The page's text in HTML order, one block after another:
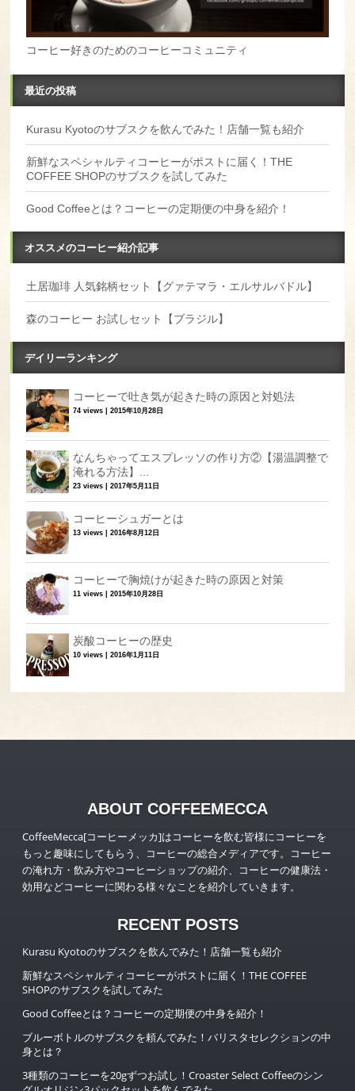
コーヒー好きのためのコーヒーコミュニティ
最近の投稿
Kurasu Kyotoのサブスクを飲んでみた！店舗一覧も紹介
新鮮なスペシャルティコーヒーがポストに届く！THE
COFFEE SHOPのサブスクを試してみた
Good Coffeeとは？コーヒーの定期便の中身を紹介！
オススメのコーヒー紹介記事
土居珈琲 人気銘柄セット【グァテマラ・エルサルバドル】
森のコーヒー お試しセット【ブラジル】
デイリーランキング
コーヒーで吐き気が起きた時の原因と対処法
74 views |2015年10月28日
なんちゃってエスプレッソの作り方②【湯温調整で
淹れる方法】...
23 views |2017年5月11日
コーヒーシュガーとは
13 views |2016年8月12日
コーヒーで胸焼けが起きた時の原因と対策
11 views |2015年10月28日
炭酸コーヒーの歴史
10 views |2016年1月11日
ABOUT COFFEEMECCA
CoffeeMecca[コーヒーメッカ]はコーヒーを飲む皆様にコーヒーを
もっと趣味にしてもらう、コーヒーの総合メディアです。コーヒー
の淹れ方・飲み方やコーヒーショップの紹介、コーヒーの健康法・
効用などコーヒーに関わる様々なことを紹介していきます。
RECENT POSTS
Kurasu Kyotoのサブスクを飲んでみた！店舗一覧も紹介
新鮮なスペシャルティコーヒーがポストに届く！THE COFFEE
SHOPのサブスクを試してみた
Good Coffeeとは？コーヒーの定期便の中身を紹介！
ブルーボトルのサブスクを頼んでみた！バリスタセレクションの中
身とは？
3種類のコーヒーを20gずつお試し！Croaster Select Coffeeのシン